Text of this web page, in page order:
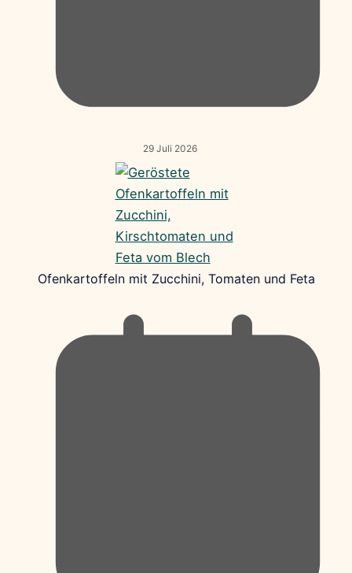
29 Juli 2026
Ofenkartoffeln mit Zucchini, Tomaten und Feta